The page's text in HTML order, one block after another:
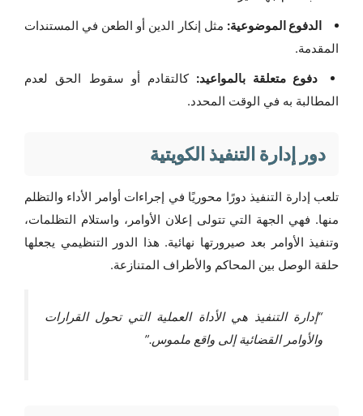
الدفوع الموضوعية: مثل إنكار الدين أو الطعن في المستندات
المقدمة.
دفوع متعلقة بالمواعيد: كالتقادم أو سقوط الحق لعدم
المطالبة به في الوقت المحدد.
دور إدارة التنفيذ الكويتية
تلعب إدارة التنفيذ دورًا محوريًا في إجراءات أوامر الأداء والتظلم
منها. فهي الجهة التي تتولى إعلان الأوامر، واستلام التظلمات،
وتنفيذ الأوامر بعد صيرورتها نهائية. هذا الدور التنظيمي يجعلها
حلقة الوصل بين المحاكم والأطراف المتنازعة.
“إدارة التنفيذ هي الأداة العملية التي تحول القرارات
والأوامر القضائية إلى واقع ملموس.”